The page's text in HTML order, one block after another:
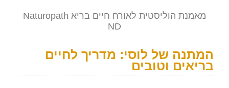
מאמנת הוליסטית לאורח חיים בריא Naturopath
ND
המתנה של לוסי: מדריך לחיים
בריאים וטובים